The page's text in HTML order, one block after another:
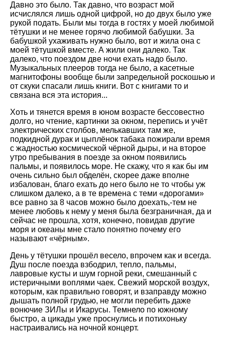
Давно это было. Так давно, что возраст мой
исчислялся лишь одной цифрой, но до двух было уже
рукой подать. Были мы тогда в гостях у моей любимой
тётушки и не менее горячо любимой бабушки. За
бабушкой ухаживать нужно было, вот и жила она с
моей тётушкой вместе. А жили они далеко. Так
далеко, что поездом две ночи ехать надо было.
Музыкальных плееров тогда не было, а касетные
магнитофоны вообще были запредельной роскошью и
от скуки спасали лишь книги. Вот с книгами то и
связана вся эта история...
Хоть и тянется время в юном возрасте бессовестно
долго, но чтение, картинки за окном, перепись и учёт
электрических столбов, мелькавших там же,
подкидной дурак и цыплёнок табака пожирали время
с жадностью космической чёрной дыры, и на второе
утро пребывания в поезде за окном появились
пальмы, и появилось море. Не скажу, что я как бы им
очень сильно был обделён, скорее даже вполне
избалован, благо ехать до него было не то чтобы уж
слишком далеко, а в те времена с теми «дорогами»
все равно за 8 часов можно было доехать,-тем не
менее любовь к нему у меня была безграничная, да и
сейчас не прошла, хотя, конечно, повидав другие
моря и океаны мне стало понятно почему его
называют «чёрным».
День у тётушки прошёл весело, впрочем как и всегда.
Душ после поезда взбодрил, тепло, пальмы,
лавровые кусты и шум горной реки, смешанный с
истеричными воплями чаек. Свежий морской воздух,
которым, как правильно говорят, и взаправду можно
дышать полной грудью, не могли перебить даже
вонючие ЗИЛы и Икарусы. Темнело по южному
быстро, а цикады уже проснулись и потихоньку
настраивались на ночной концерт.